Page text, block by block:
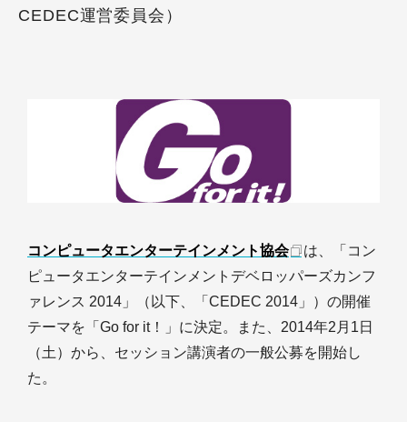
CEDEC運営委員会）
コンピュータエンターテインメント協会
は、「コン
ピュータエンターテインメントデベロッパーズカンフ
ァレンス 2014」（以下、「CEDEC 2014」）の開催
テーマを「Go for it！」に決定。また、2014年2月1日
（土）から、セッション講演者の一般公募を開始し
た。